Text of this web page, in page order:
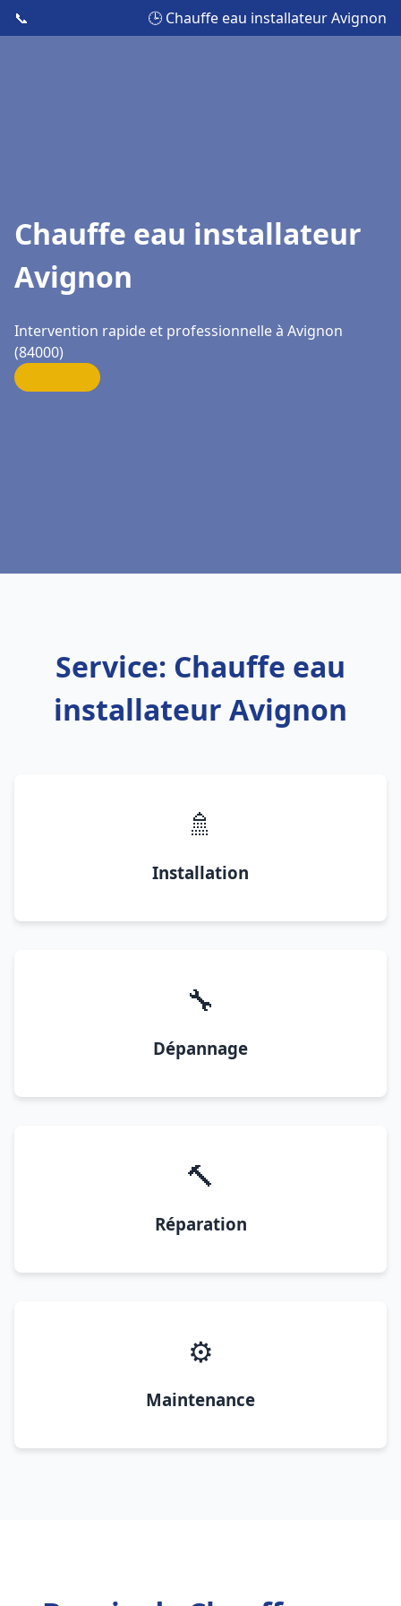
📞 🕒 Chauffe eau installateur Avignon
Chauffe eau installateur
Avignon
Intervention rapide et professionnelle à Avignon
(84000)
Service: Chauffe eau
installateur Avignon
🚿
Installation
🔧
Dépannage
🔨
Réparation
⚙️
Maintenance